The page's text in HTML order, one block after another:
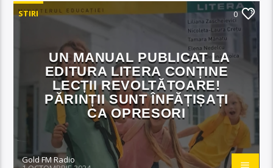
STIRI 0
UN MANUAL PUBLICAT LA
EDITURA LITERA CONȚINE
LECȚII REVOLTĂTOARE!
PĂRINȚII SUNT ÎNFĂȚIȘAȚI
CA OPRESORI
Gold FM Radio